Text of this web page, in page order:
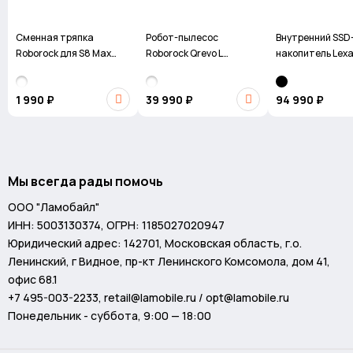
Киберспортсмены – минимальные задержки в играх и
моментальная загрузка карт
Владельцы топовых ПК – максимальная отзывчивость
и работы с большими данными
- Форм-фактор: M.2 2280
- Интерфейс: PCIe Gen5 x4 (NVMe 2.0)
- Объём: 2ТБ
Сменная тряпка
Roborock для S8 Max
1 990 ₽
Робот-пылесос
Roborock Qrevo L
39 990 ₽
Внутренний
накопитель
PRO M.2 PCIe
94 990 ₽
Мы всегда рады помочь
ООО "Ламобайл"
ИНН: 5003130374, ОГРН: 1185027020947
Юридический адрес: 142701, Московская область, г.о.
Ленинский, г Видное, пр-кт Ленинского Комсомола, дом 41,
офис 68.1
+7 495-003-2233, retail@lamobile.ru / opt@lamobile.ru
Понедельник - суббота, 9:00 — 18:00